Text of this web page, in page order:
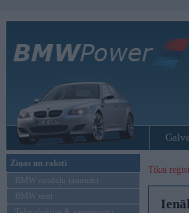
Ziņas un raksti
BMW modeļu jaunumi
BMW testi
Tikai